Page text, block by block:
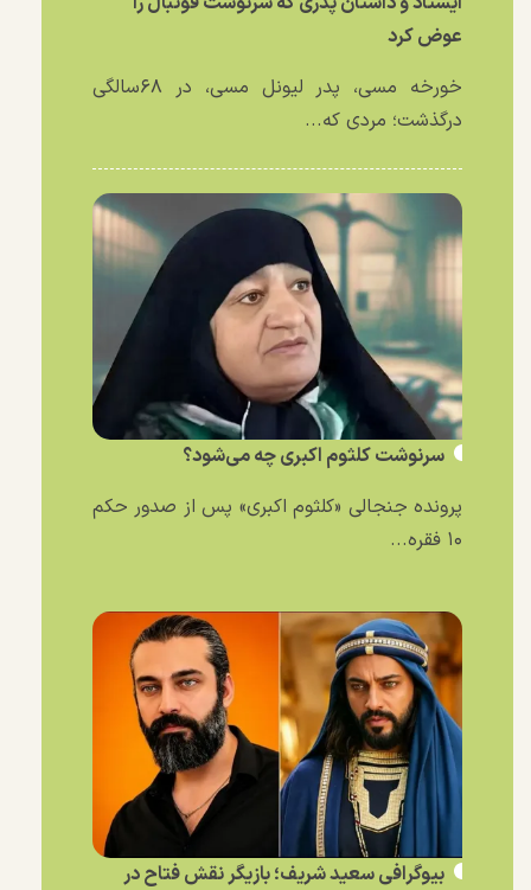
عوض کرد
خورخه مسی، پدر لیونل مسی، در ۶۸سالگی
درگذشت؛ مردی که...
سرنوشت کلثوم اکبری چه می‌شود؟
پرونده جنجالی «کلثوم اکبری» پس از صدور حکم
۱۰ فقره...
بیوگرافی سعید شریف؛ بازیگر نقش فتاح در